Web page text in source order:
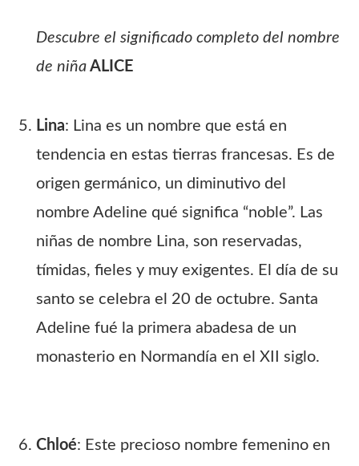
Descubre el significado completo del nombre
de niña ALICE
Lina: Lina es un nombre que está en
tendencia en estas tierras francesas. Es de
origen germánico, un diminutivo del
nombre Adeline qué significa “noble”. Las
niñas de nombre Lina, son reservadas,
tímidas, fieles y muy exigentes. El día de su
santo se celebra el 20 de octubre. Santa
Adeline fué la primera abadesa de un
monasterio en Normandía en el XII siglo.
Chloé: Este precioso nombre femenino en